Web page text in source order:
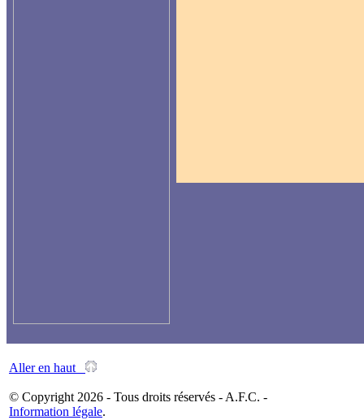
Aller en haut
© Copyright 2026 - Tous droits réservés - A.F.C. -
Information légale.